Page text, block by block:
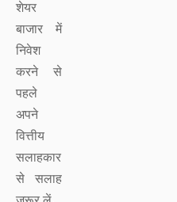
शेयर
बाजार में
निवेश
करने से
पहले
अपने
वित्तीय
सलाहकार
से सलाह